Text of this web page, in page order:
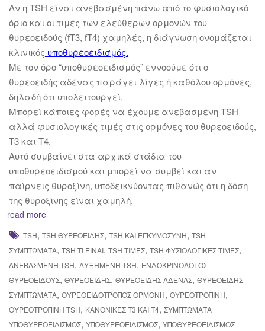
Αν η TSH είναι ανεβασμένη πάνω από το φυσιολογικό
όριο και οι τιμές των ελεύθερων ορμονών του
θυρεοειδούς (fT3, fT4) χαμηλές, η διάγνωση ονομάζεται
κλινικός υποθυρεοειδισμός.
Με τον όρο “υποθυρεοειδισμός” εννοούμε ότι ο
θυρεοειδής αδένας παράγει λίγες ή καθόλου ορμόνες,
δηλαδή ότι υπολειτουργεί.
Μπορεί κάποιες φορές να έχουμε ανεβασμένη TSH
αλλά φυσιολογικές τιμές στις ορμόνες του θυρεοειδούς,
Τ3 και Τ4.
Αυτό συμβαίνει στα αρχικά στάδια του
υποθυρεοειδισμού και μπορεί να συμβεί και αν
παίρνεις θυροξίνη, υποδεικνύοντας πιθανώς ότι η δόση
της θυροξίνης είναι χαμηλή.
read more
TSH, TSH ΘΥΡΕΟΕΙΔΉΣ, TSH ΚΑΙ ΕΓΚΥΜΟΣΎΝΗ, TSH
ΣΥΜΠΤΏΜΑΤΑ, TSH ΤΙ ΕΙΝΑΙ, TSH ΤΙΜΈΣ, TSH ΦΥΣΙΟΛΟΓΙΚΈΣ ΤΙΜΈΣ,
ΑΝΕΒΑΣΜΈΝΗ TSH, ΑΥΞΗΜΈΝΗ TSH, ΕΝΔΟΚΡΙΝΟΛΌΓΟΣ
ΘΥΡΕΟΕΙΔΟΎΣ, ΘΥΡΕΟΕΙΔΉΣ, ΘΥΡΕΟΕΙΔΉΣ ΑΔΈΝΑΣ, ΘΥΡΕΟΕΙΔΉΣ
ΣΥΜΠΤΏΜΑΤΑ, ΘΥΡΕΟΕΙΔΟΤΡΌΠΟΣ ΟΡΜΌΝΗ, ΘΥΡΕΟΤΡΟΠΊΝΗ,
ΘΥΡΕΟΤΡΟΠΊΝΗ TSH, ΚΑΝΟΝΙΚΈΣ Τ3 ΚΑΙ Τ4, ΣΥΜΠΤΏΜΑΤΑ
ΥΠΟΘΥΡΕΟΕΙΔΙΣΜΌΣ, ΥΠΟΘΥΡΕΟΕΙΔΙΣΜΌΣ, ΥΠΟΘΥΡΕΟΕΙΔΙΣΜΌΣ